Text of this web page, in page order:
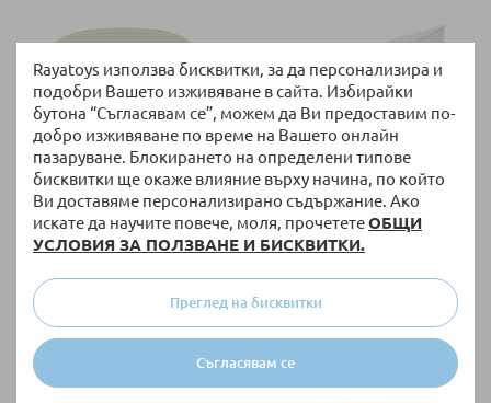
Rayatoys използва бисквитки, за да персонализира и
подобри Вашето изживяване в сайта. Избирайки
бутона “Съгласявам се”, можем да Ви предоставим по-
добро изживяване по време на Вашето онлайн
пазаруване. Блокирането на определени типове
бисквитки ще окаже влияние върху начина, по който
Ви доставяме персонализирано съдържание. Ако
искате да научите повече, моля, прочететеОБЩИ
УСЛОВИЯ ЗА ПОЛЗВАНЕ И БИСКВИТКИ.
Съгласявам се
Преглед на бисквитки
НАЛИЧНО
Силиконова подложка за
столче за хранене Hauck
20,40 €
НАЛИЧНО
Кутия с капак за съхранение за
столчета за хранене Hauck
25,51 €